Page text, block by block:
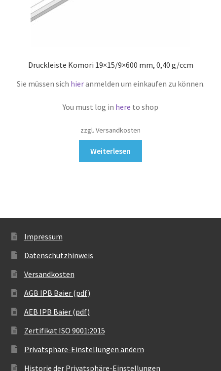
Druckleiste Komori 19×15/9×600 mm, 0,40 g/ccm
Sie müssen sich hieranmelden um einkaufen zu können.
You must log in here to shop
zzgl. Versandkosten
Weiterlesen
Impressum
Datenschutzhinweis
Versandkosten
AGB IPB Baier (pdf)
AEB IPB Baier (pdf)
Zertifikat ISO 9001:2015
Privatsphäre-Einstellungen ändern
Historie der Privatsphäre-Einstellungen